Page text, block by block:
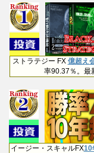
ストラテジー FX 億超え
率90.37％。最
イージー・スキャルFX10